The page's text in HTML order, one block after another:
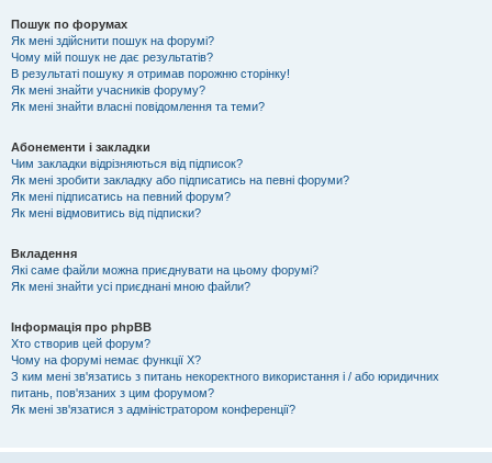
Пошук по форумах
Як мені здійснити пошук на форумі?
Чому мій пошук не дає результатів?
В результаті пошуку я отримав порожню сторінку!
Як мені знайти учасників форуму?
Як мені знайти власні повідомлення та теми?
Абонементи і закладки
Чим закладки відрізняються від підписок?
Як мені зробити закладку або підписатись на певні форуми?
Як мені підписатись на певний форум?
Як мені відмовитись від підписки?
Вкладення
Які саме файли можна приєднувати на цьому форумі?
Як мені знайти усі приєднані мною файли?
Інформація про phpBB
Хто створив цей форум?
Чому на форумі немає функції X?
З ким мені зв'язатись з питань некоректного використання і / або юридичних
питань, пов'язаних з цим форумом?
Як мені зв'язатися з адміністратором конференції?